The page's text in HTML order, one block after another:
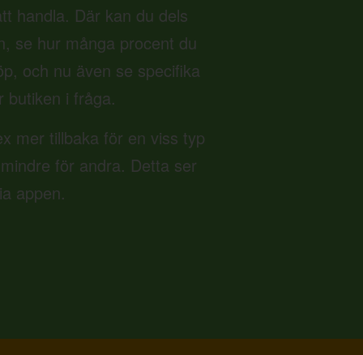
handla. Där kan du dels
se hur många procent du
och nu även se specifika
butiken i fråga.
mer tillbaka för en viss typ
för andra. Detta ser
appen.